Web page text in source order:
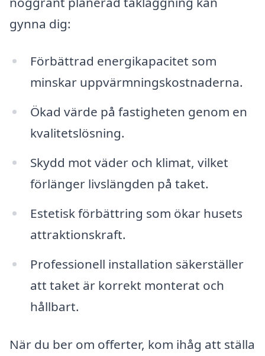
gynna dig:
Förbättrad energikapacitet som
minskar uppvärmningskostnaderna.
Ökad värde på fastigheten genom en
kvalitetslösning.
Skydd mot väder och klimat, vilket
förlänger livslängden på taket.
Estetisk förbättring som ökar husets
attraktionskraft.
Professionell installation säkerställer
att taket är korrekt monterat och
hållbart.
När du ber om offerter, kom ihåg att ställa